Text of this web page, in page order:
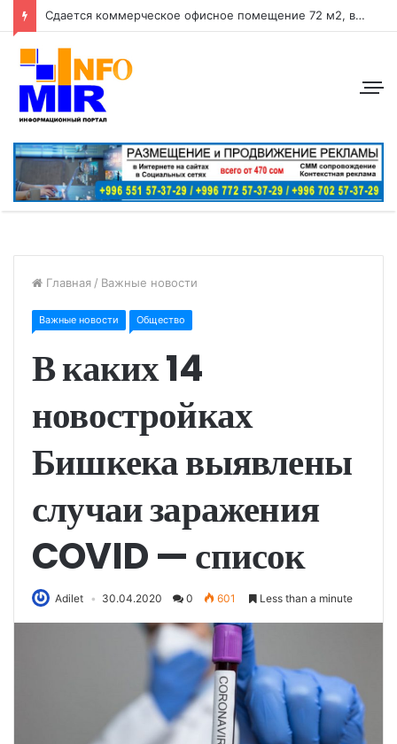
Сдается коммерческое офисное помещение 72 м2, в центре города район: ул. Абдрахманова, перес. Токтогула
Главная / Важные новости
Важные новости Общество
В каких 14
новостройках
Бишкека выявлены
случаи заражения
COVID — список
Adilet 30.04.2020 0 601 Less than a minute